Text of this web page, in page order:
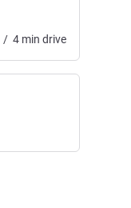
/ 4 min drive